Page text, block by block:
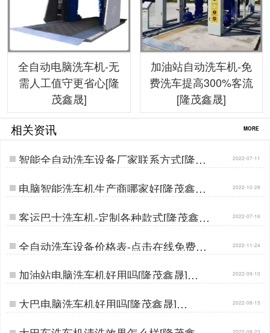
全自动电脑洗车机-无
需人工值守更省心[隆
茂鑫晟]
加油站自动洗车机-免
费洗车提高300%客流
[隆茂鑫晟]
相关资讯 MORE
智能全自动洗车设备厂家联系方式[隆茂
鑫晟]…
2022-07-11
电脑智能洗车机生产商哪家好[隆茂鑫晟]
…
2022-10-28
客运巴士洗车机-定制各种款式[隆茂鑫
晟]…
2022-07-16
全自动洗车设备价格表-点击在线免费领
取[隆茂鑫晟]…
2022-11-24
加油站电脑洗车机好用吗[隆茂鑫晟]… 2022-09-10
大巴电脑洗车机好用吗[隆茂鑫晟]… 2022-08-15
2022-08-23